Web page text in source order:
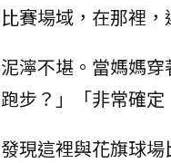
賽場域，在那裡，
濘不堪。當媽媽
步？」「非常確
現這裡與花旗球